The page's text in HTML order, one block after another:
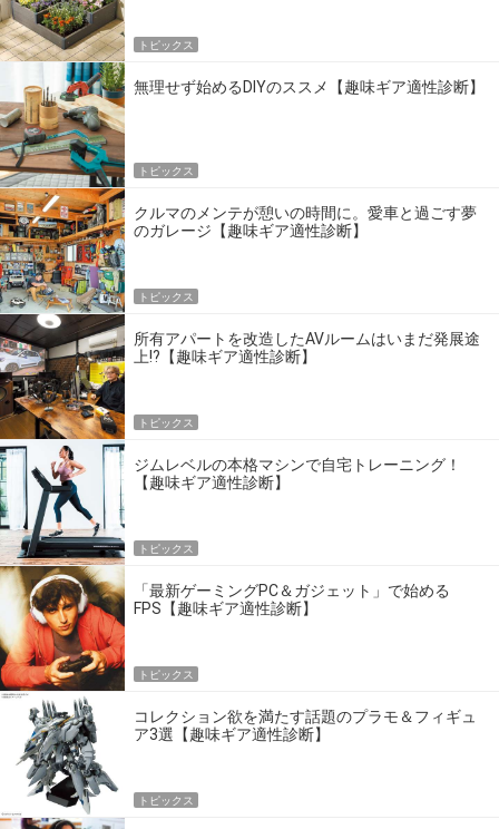
トピックス
無理せず始めるDIYのススメ【趣味ギア適性診断】
トピックス
クルマのメンテが憩いの時間に。愛車と過ごす夢
のガレージ【趣味ギア適性診断】
トピックス
所有アパートを改造したAVルームはいまだ発展途
上!?【趣味ギア適性診断】
トピックス
ジムレベルの本格マシンで自宅トレーニング！
【趣味ギア適性診断】
トピックス
「最新ゲーミングPC＆ガジェット」で始める
FPS【趣味ギア適性診断】
トピックス
コレクション欲を満たす話題のプラモ＆フィギュ
ア3選【趣味ギア適性診断】
トピックス